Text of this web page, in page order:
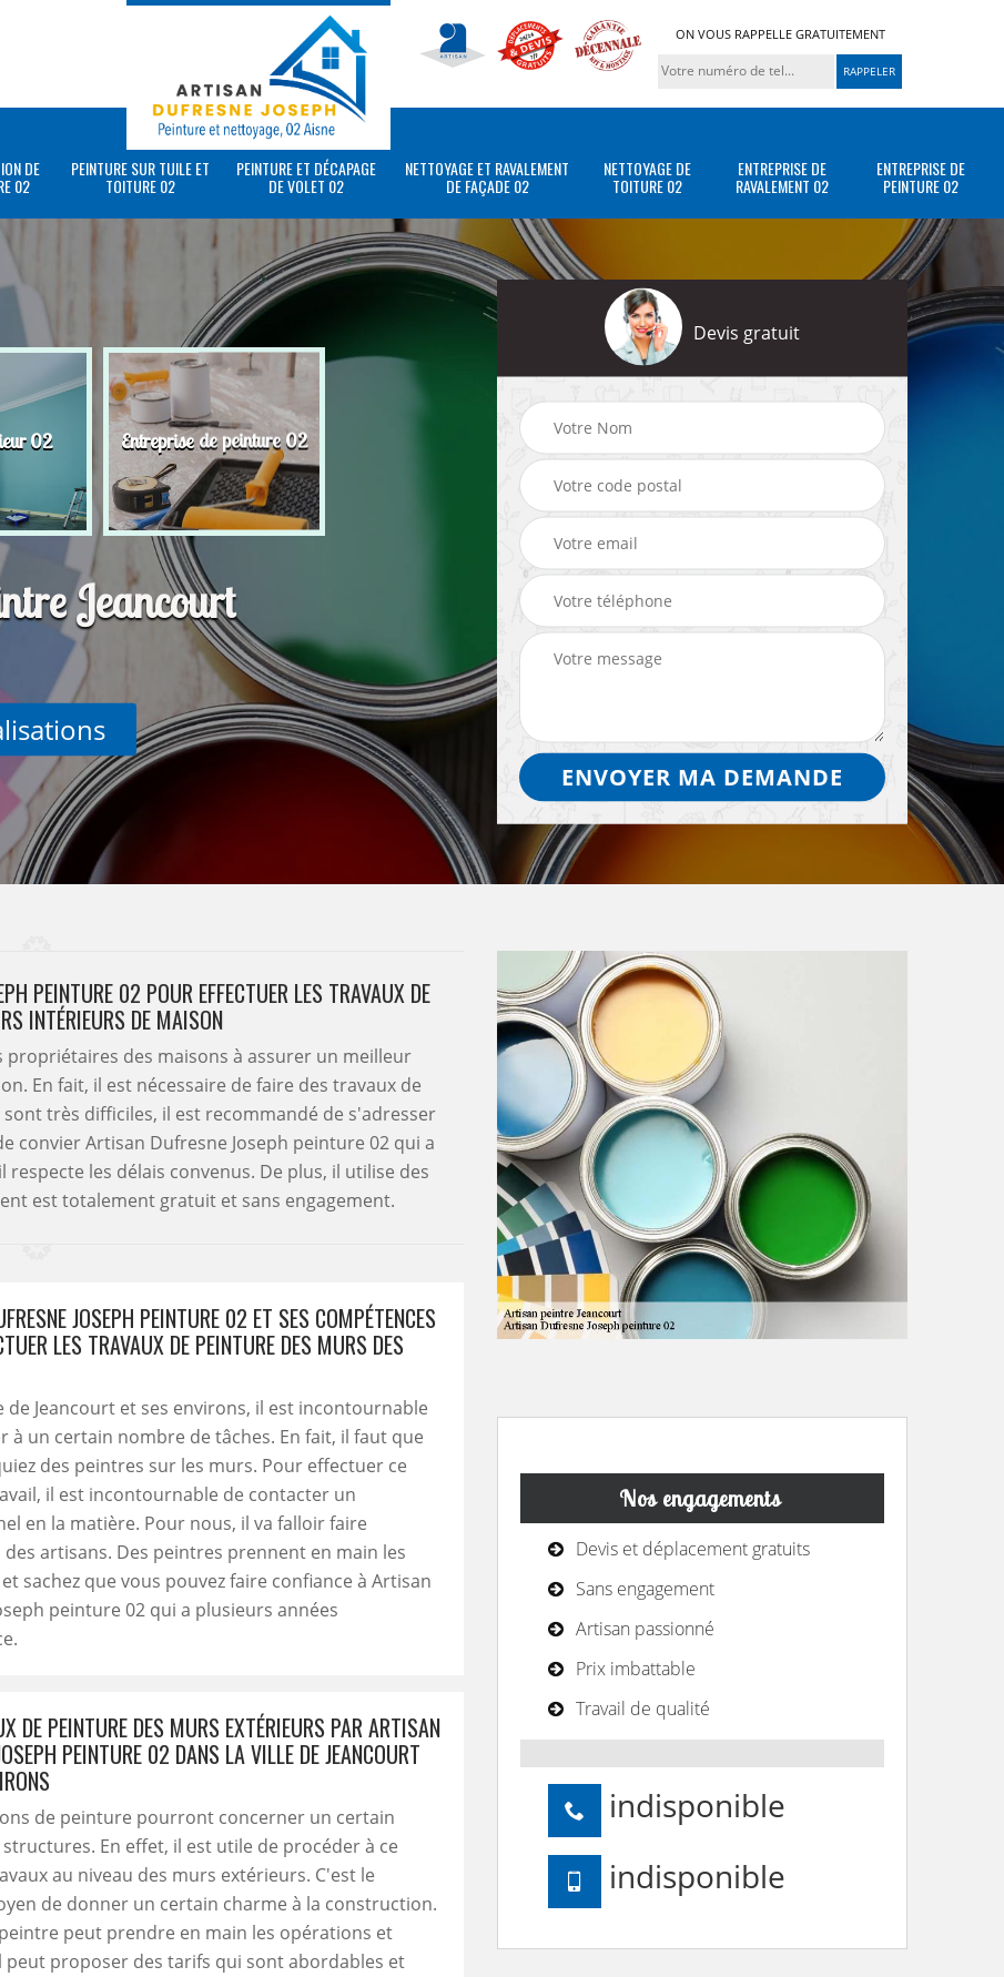
ON VOUS RAPPELLE GRATUITEMENT
DE
02
PEINTURE SUR TUILE ET
TOITURE 02
PEINTURE ET DÉCAPAGE
DE VOLET 02
NETTOYAGE ET RAVALEMENT
DE FAÇADE 02
NETTOYAGE DE
TOITURE 02
ENTREPRISE DE
RAVALEMENT 02
ENTREPRISE DE
PEINTURE 02
02 Entreprise de peinture 02
Jeancourt
Devis gratuit
PEINTURE 02 POUR EFFECTUER LES TRAVAUX DE
INTÉRIEURS DE MAISON
des maisons à assurer un meilleur
En fait, il est nécessaire de faire des travaux de
très difficiles, il est recommandé de s'adresser
convier Artisan Dufresne Joseph peinture 02 qui a
les délais convenus. De plus, il utilise des
est totalement gratuit et sans engagement.
JOSEPH PEINTURE 02 ET SES COMPÉTENCES
LES TRAVAUX DE PEINTURE DES MURS DES
de Jeancourt et ses environs, il est incontournable
à un certain nombre de tâches. En fait, il faut que
des peintres sur les murs. Pour effectuer ce
il est incontournable de contacter un
en la matière. Pour nous, il va falloir faire
des artisans. Des peintres prennent en main les
sachez que vous pouvez faire confiance à Artisan
peinture 02 qui a plusieurs années
DE PEINTURE DES MURS EXTÉRIEURS PAR ARTISAN
PEINTURE 02 DANS LA VILLE DE JEANCOURT
de peinture pourront concerner un certain
En effet, il est utile de procéder à ce
au niveau des murs extérieurs. C'est le
de donner un certain charme à la construction.
peut prendre en main les opérations et
peut proposer des tarifs qui sont abordables et
Nos engagements
Devis et déplacement gratuits
Sans engagement
Artisan passionné
Prix imbattable
Travail de qualité
indisponible
indisponible